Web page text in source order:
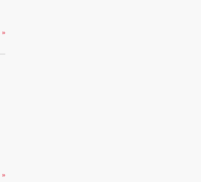
»
»